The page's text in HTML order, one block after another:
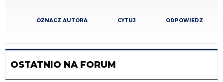
OZNACZ AUTORA CYTUJ ODPOWIEDZ
OSTATNIO NA FORUM